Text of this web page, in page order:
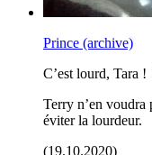
Prince (archive)
C’est lourd, Tara
Terry n’en voudra
éviter la lourdeur.
(19.10.2020)